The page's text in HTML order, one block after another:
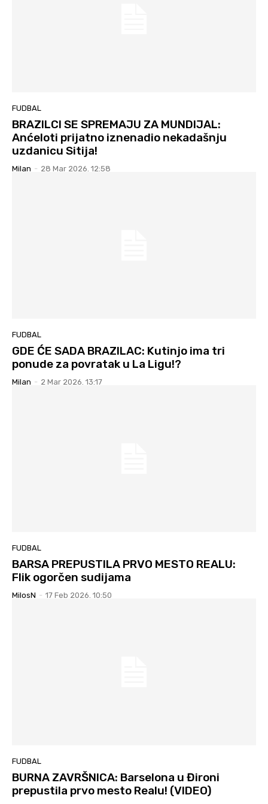
FUDBAL
BRAZILCI SE SPREMAJU ZA MUNDIJAL:
Anćeloti prijatno iznenadio nekadašnju
uzdanicu Sitija!
Milan - 28 Mar 2026. 12:58
FUDBAL
GDE ĆE SADA BRAZILAC: Kutinjo ima tri
ponude za povratak u La Ligu!?
Milan - 2 Mar 2026. 13:17
FUDBAL
BARSA PREPUSTILA PRVO MESTO REALU:
Flik ogorčen sudijama
MilosN - 17 Feb 2026. 10:50
FUDBAL
BURNA ZAVRŠNICA: Barselona u Đironi
prepustila prvo mesto Realu! (VIDEO)